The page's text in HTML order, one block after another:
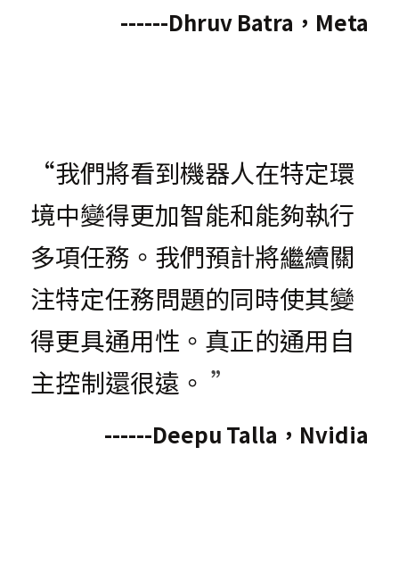
------Dhruv Batra，Meta
“我們將看到機器人在特定環
境中變得更加智能和能夠執行
多項任務。我們預計將繼續關
注特定任務問題的同時使其變
得更具通用性。真正的通用自
主控制還很遠。 ”
------Deepu Talla，Nvidia